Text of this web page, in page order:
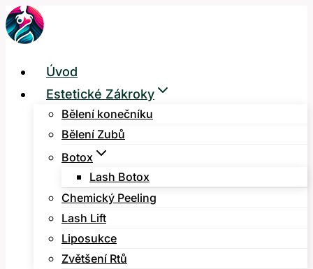
Přeskočit
na
Úvod
Estetické Zákroky
Bělení konečníku
Bělení Zubů
Botox
Lash Botox
Chemický Peeling
Lash Lift
Liposukce
Zvětšení Rtů